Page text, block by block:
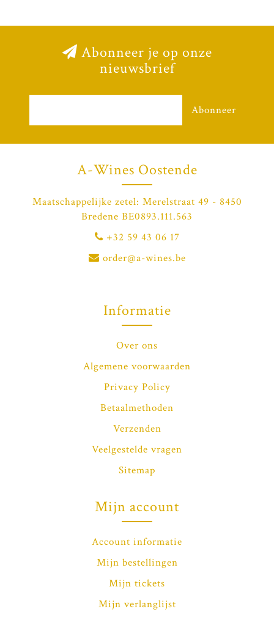
Abonneer je op onze
nieuwsbrief
Abonneer
A-Wines Oostende
Maatschappelijke zetel: Merelstraat 49 - 8450
Bredene BE0893.111.563
+32 59 43 06 17
order@a-wines.be
Informatie
Over ons
Algemene voorwaarden
Privacy Policy
Betaalmethoden
Verzenden
Veelgestelde vragen
Sitemap
Mijn account
Account informatie
Mijn bestellingen
Mijn tickets
Mijn verlanglijst